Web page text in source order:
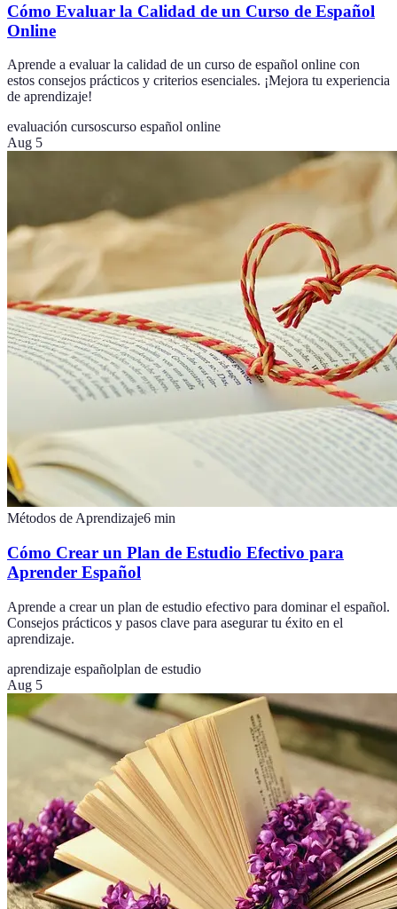
Cómo Evaluar la Calidad de un Curso de Español
Online
Aprende a evaluar la calidad de un curso de español online con
estos consejos prácticos y criterios esenciales. ¡Mejora tu experiencia
de aprendizaje!
evaluación cursoscurso español online
Aug 5
Métodos de Aprendizaje6 min
Cómo Crear un Plan de Estudio Efectivo para
Aprender Español
Aprende a crear un plan de estudio efectivo para dominar el español.
Consejos prácticos y pasos clave para asegurar tu éxito en el
aprendizaje.
aprendizaje españolplan de estudio
Aug 5